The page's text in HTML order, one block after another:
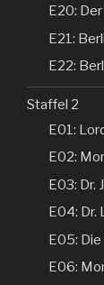
E20:
E21:
E22:
Staffel 2
E01:
E02:
E03: Dr.
E04: Dr.
E05: Die
E06: